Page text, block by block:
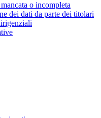
o incompleta
dei dati da parte dei titolari